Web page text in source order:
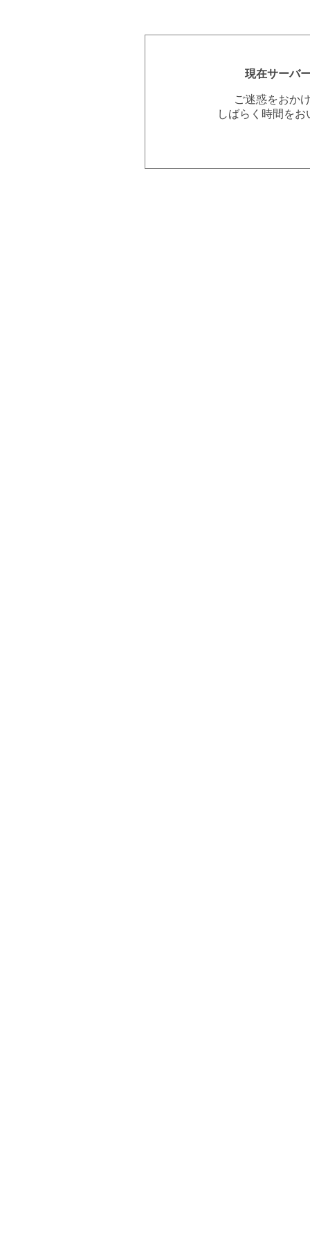
現在サーバ
ご迷惑をおか
しばらく時間を